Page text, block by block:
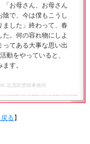
「お母さん、お母さん
で、今は僕もこうし
ました」終わって、春
。何の容れ物にしよ
ってある大事な思い出
動をやっていると、
す。
志茂田景樹事務所
る 】